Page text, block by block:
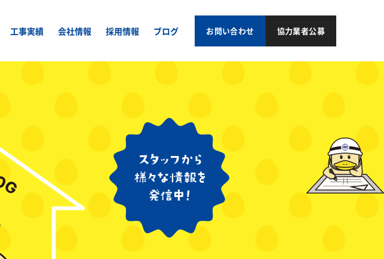
工事実績 会社情報 採用情報 ブログ お問い合わせ 協力業者公募